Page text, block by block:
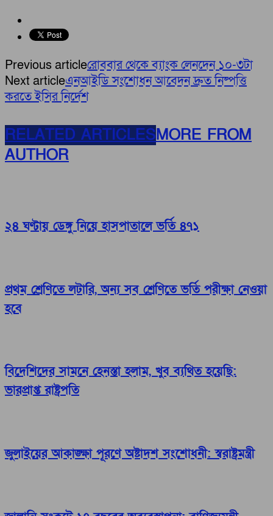
Previous articleরোববার থেকে ব্যাংক লেনদেন ১০-৩টা
Next articleএনআইডি সংশোধন আবেদন দ্রুত নিষ্পত্তি
করতে ইসির নির্দেশ
RELATED ARTICLESMORE FROM
AUTHOR
২৪ ঘণ্টায় ডেঙ্গু নিয়ে হাসপাতালে ভর্তি ৪৭১
প্রথম শ্রেণিতে লটারি, অন্য সব শ্রেণিতে ভর্তি পরীক্ষা নেওয়া
হবে
বিদেশিদের সামনে হেনস্তা হলাম, খুব ব্যথিত হয়েছি:
ভারপ্রাপ্ত রাষ্ট্রপতি
জুলাইয়ের আকাঙ্ক্ষা পূরণে অষ্টাদশ সংশোধনী: স্বরাষ্ট্রমন্ত্রী